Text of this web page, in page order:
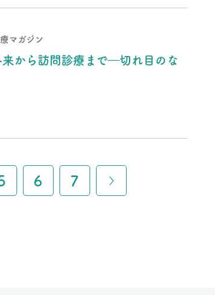
マガジン
来から訪問診療まで―切れ目のな
6 7